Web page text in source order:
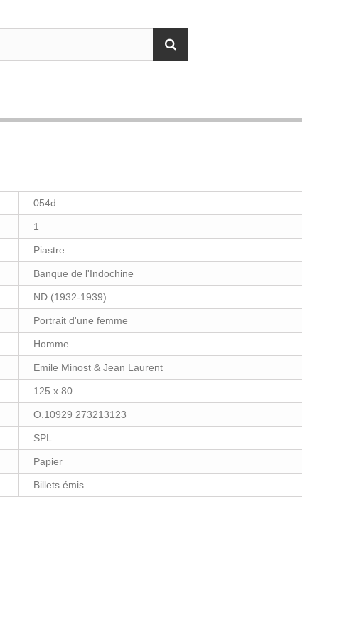
054d
1
Piastre
Banque de l'Indochine
ND (1932-1939)
Portrait d'une femme
Homme
Emile Minost & Jean Laurent
125 x 80
O.10929 273213123
SPL
Papier
Billets émis